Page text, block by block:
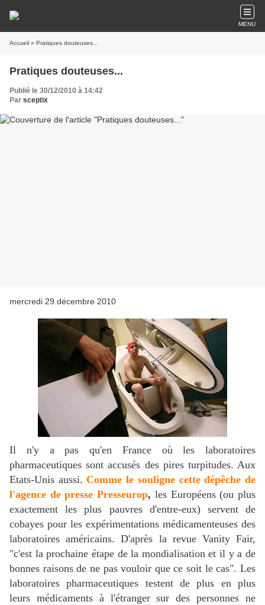
MENU
Accueil » Pratiques douteuses...
Pratiques douteuses...
Publié le 30/12/2010 à 14:42
Par sceptix
mercredi 29 décembre 2010
Il n'y a pas qu'en France où les laboratoires
pharmaceutiques sont accusés des pires turpitudes. Aux
Etats-Unis aussi.Comme le souligne cette dépêche de
l'agence de presse Presseurop, les Européens (ou plus
exactement les plus pauvres d'entre-eux) servent de
cobayes pour les expérimentations médicamenteuses des
laboratoires américains. D'après la revue Vanity Fair,
"c'est la prochaine étape de la mondialisation et il y a de
bonnes raisons de ne pas vouloir que ce soit le cas". Les
laboratoires pharmaceutiques testent de plus en plus
leurs médicaments à l'étranger sur des personnes ne